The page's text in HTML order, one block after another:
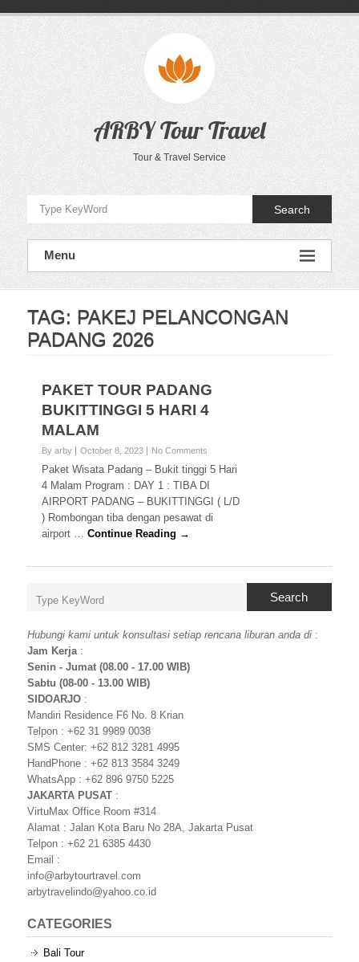
ARBY Tour Travel
Tour & Travel Service
Search
Menu
TAG: PAKEJ PELANCONGAN
PADANG 2026
PAKET TOUR PADANG
BUKITTINGGI 5 HARI 4
MALAM
By arby October 8, 2023 No Comments
Paket Wisata Padang – Bukit tinggi 5 Hari
4 Malam Program : DAY 1 : TIBA DI
AIRPORT PADANG – BUKITTINGGI ( L/D
) Rombongan tiba dengan pesawat di
airport …Continue Reading →
Search
Hubungi kami untuk konsultasi setiap rencana liburan anda di :
Jam Kerja:
Senin - Jumat (08.00 - 17.00 WIB)
Sabtu (08-00 - 13.00 WIB)
SIDOARJO :
Mandiri Residence F6 No. 8 Krian
Telpon : +62 31 9989 0038
SMS Center: +62 812 3281 4995
HandPhone : +62 813 3584 3249
WhatsApp : +62 896 9750 5225
JAKARTA PUSAT :
VirtuMax Office Room #314
Alamat : Jalan Kota Baru No 28A, Jakarta Pusat
Telpon : +62 21 6385 4430
Email :
info@arbytourtravel.com
arbytravelindo@yahoo.co.id
CATEGORIES
Bali Tour